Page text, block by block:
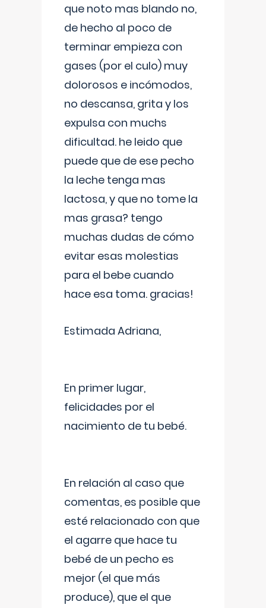
que noto mas blando no,
de hecho al poco de
terminar empieza con
gases (por el culo) muy
dolorosos e incómodos,
no descansa, grita y los
expulsa con muchs
dificultad. he leido que
puede que de ese pecho
la leche tenga mas
lactosa, y que no tome la
mas grasa? tengo
muchas dudas de cómo
evitar esas molestias
para el bebe cuando
hace esa toma. gracias!
Estimada Adriana,
En primer lugar,
felicidades por el
nacimiento de tu bebé.
En relación al caso que
comentas, es posible que
esté relacionado con que
el agarre que hace tu
bebé de un pecho es
mejor (el que más
produce), que el que